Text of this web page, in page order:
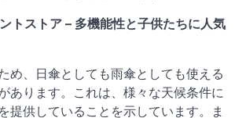
トストア – 多機能性と子供たちに人気
め、日傘としても雨傘としても使える
あります。これは、様々な天候条件に
提供していることを示しています。ま